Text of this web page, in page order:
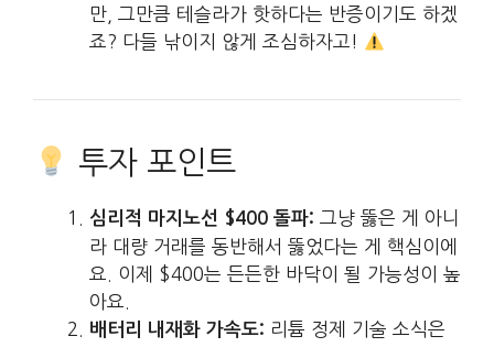
만, 그만큼 테슬라가 핫하다는 반증이기도 하겠
죠? 다들 낚이지 않게 조심하자고!
투자 포인트
심리적 마지노선 $400 돌파: 그냥 뚫은 게 아니
라 대량 거래를 동반해서 뚫었다는 게 핵심이에
요. 이제 $400는 든든한 바닥이 될 가능성이 높
아요.
배터리 내재화 가속도: 리튬 정제 기술 소식은